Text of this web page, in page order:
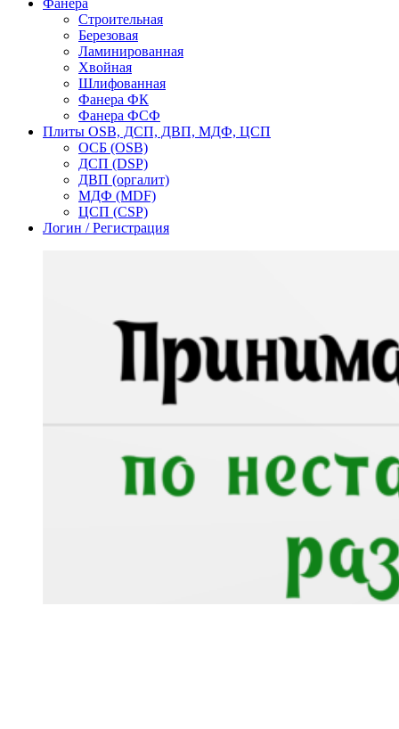
Строительная
Березовая
Ламинированная
Хвойная
Шлифованная
Фанера ФК
Фанера ФСФ
Плиты OSB, ДСП, ДВП, МДФ, ЦСП
ОСБ (OSB)
ДСП (DSP)
ДВП (оргалит)
МДФ (MDF)
ЦСП (CSP)
Логин / Регистрация